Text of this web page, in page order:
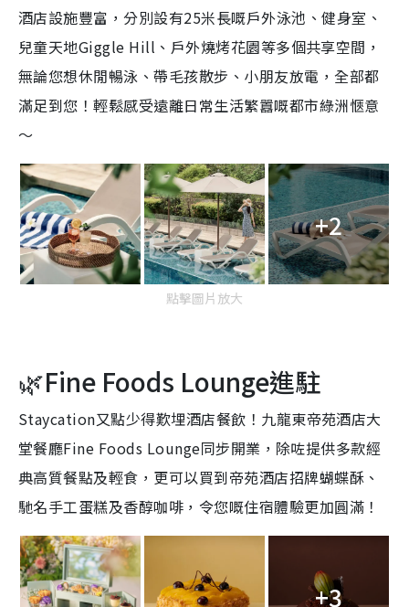
酒店設施豐富，分別設有25米長嘅戶外泳池、健身室、
兒童天地Giggle Hill、戶外燒烤花園等多個共享空間，
無論您想休閒暢泳、帶毛孩散步、小朋友放電，全部都
滿足到您！輕鬆感受遠離日常生活繁囂嘅都市綠洲愜意
～
+2
點擊圖片放大
🌿Fine Foods Lounge進駐
Staycation又點少得歎埋酒店餐飲！九龍東帝苑酒店大
堂餐廳Fine Foods Lounge同步開業，除咗提供多款經
典高質餐點及輕食，更可以買到帝苑酒店招牌蝴蝶酥、
馳名手工蛋糕及香醇咖啡，令您嘅住宿體驗更加圓滿！
+3